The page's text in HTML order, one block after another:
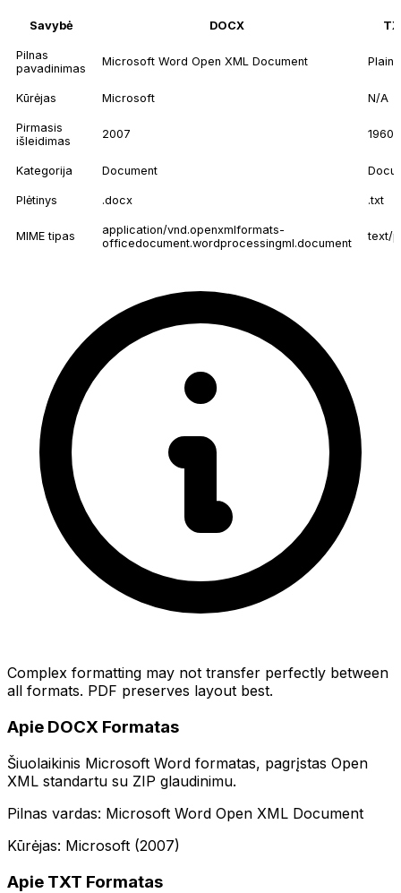
Savybė DOCX
Pilnas
pavadinimas
Microsoft Word Open XML Document Plain
Kūrėjas Microsoft N/A
Pirmasis
išleidimas
2007 1960
Kategorija Document
Plėtinys .docx .txt
MIME tipas
application/vnd.openxmlformats-
officedocument.wordprocessingml.document
text/
Complex formatting may not transfer perfectly between
all formats. PDF preserves layout best.
Apie DOCX Formatas
Šiuolaikinis Microsoft Word formatas, pagrįstas Open
XML standartu su ZIP glaudinimu.
Pilnas vardas: Microsoft Word Open XML Document
Kūrėjas: Microsoft (2007)
Apie TXT Formatas